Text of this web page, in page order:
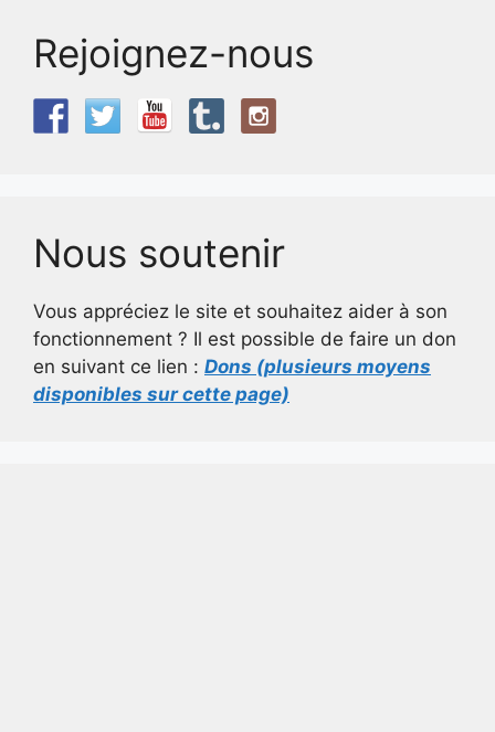
Rejoignez-nous
Nous soutenir
Vous appréciez le site et souhaitez aider à son
fonctionnement ? Il est possible de faire un don
en suivant ce lien : Dons (plusieurs moyens
disponibles sur cette page)